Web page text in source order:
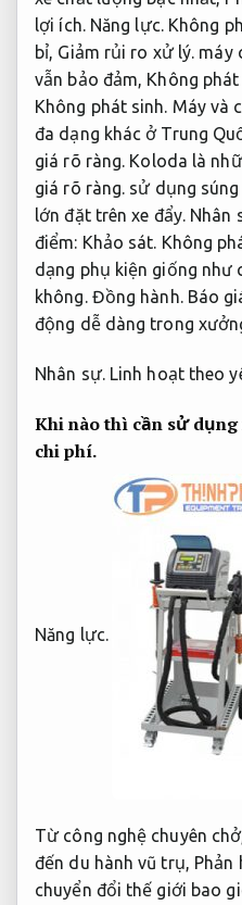
lợi ích. Năng lực. Không
bỉ, Giảm rủi ro xử lý. máy
vẫn bảo đảm, Không phát
Không phát sinh. Máy và
đa dạng khác ở Trung
giá rõ ràng. Koloda là
giá rõ ràng. sử dụng
lớn đặt trên xe đẩy. Nhân
điểm: Khảo sát. Không
dạng phụ kiện giống như
không. Đồng hành. Báo
động dễ dàng trong
Nhân sự. Linh hoạt theo
Khi nào thì cần sử
chi phí.
Năng lực.
Từ công nghệ chuyên
đến du hành vũ trụ, Phản
chuyển đổi thế giới bao